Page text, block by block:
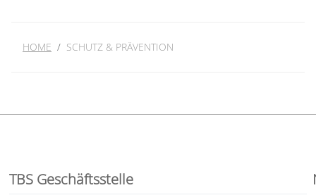
HOME SCHUTZ & PRÄVENTION
TBS Geschäftsstelle